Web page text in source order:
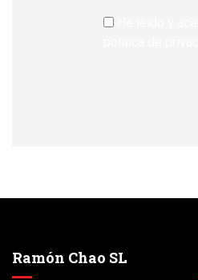
Ramón Chao SL